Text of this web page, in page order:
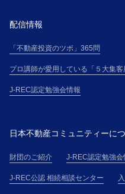
配信情報
「不動産投資のツボ」365問
プロ講師が愛用している「５大集客
J-REC認定勉強会情報
日本不動産コミュニティーに
財団のご紹介 J-REC認定勉強会
J-REC公認 相続相談センター